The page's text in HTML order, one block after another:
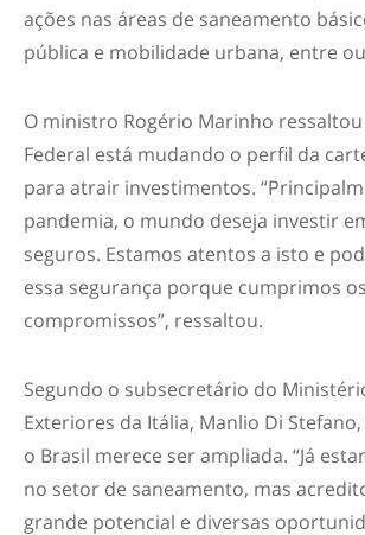
ações nas áreas de saneamento
pública e mobilidade urbana, entre
O ministro Rogério Marinho
Federal está mudando o perfil da
para atrair investimentos.
pandemia, o mundo deseja investir
seguros. Estamos atentos a isto e
essa segurança porque cumprimos
compromissos”, ressaltou.
Segundo o subsecretário do
Exteriores da Itália, Manlio Di
o Brasil merece ser ampliada. “Já
no setor de saneamento, mas
grande potencial e diversas